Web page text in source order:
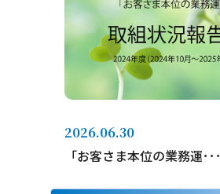
2026.06.30
「お客さま本位の業務運･･･